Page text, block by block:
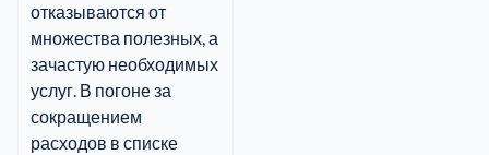
отказываются от
множества полезных, а
зачастую необходимых
услуг. В погоне за
сокращением
расходов в списке